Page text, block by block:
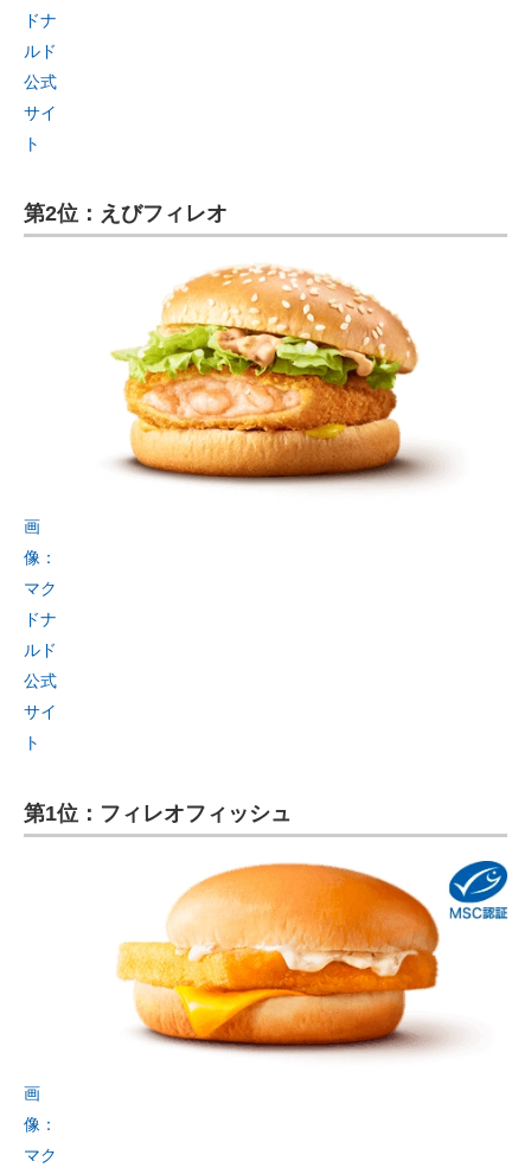
ドナ
ルド
公式
サイ
ト
第2位：えびフィレオ
画
像：
マク
ドナ
ルド
公式
サイ
ト
第1位：フィレオフィッシュ
画
像：
マク